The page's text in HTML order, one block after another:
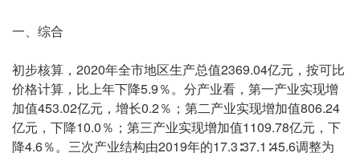
一、综合
初步核算，2020年全市地区生产总值2369.04亿元，按可比
价格计算，比上年下降5.9％。分产业看，第一产业实现增
加值453.02亿元，增长0.2％；第二产业实现增加值806.24
亿元，下降10.0％；第三产业实现增加值1109.78亿元，下
降4.6％。三次产业结构由2019年的17.3∶37.1∶45.6调整为